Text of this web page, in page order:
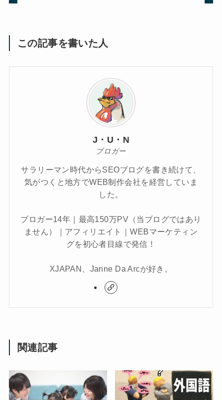
この記事を書いた人
J・U・N
ブロガー
サラリーマン時代からSEOブログを書き続けて、
気がつくと地方でWEB制作会社を経営していま
した。
ブロガー14年｜最高150万PV（当ブログではあり
ません）｜アフィリエイト｜WEBマーケティン
グを初心者目線で発信！
XJAPAN、Janne Da Arcが好き。
関連記事